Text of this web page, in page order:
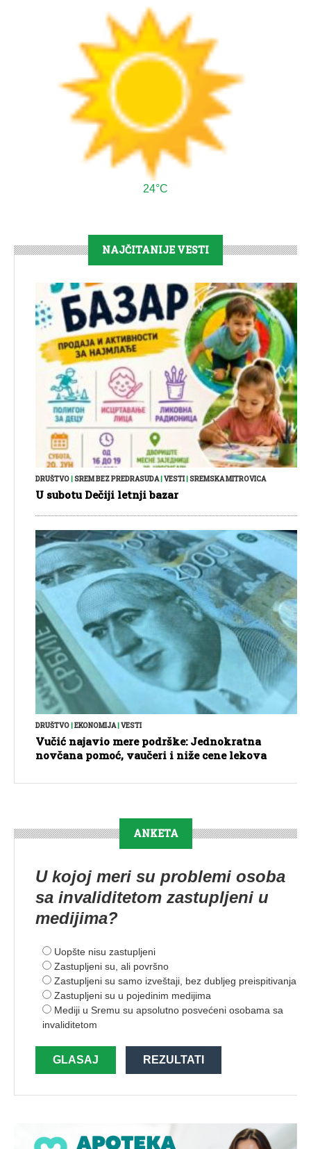
24°C
NAJČITANIJE VESTI
DRUŠTVO|SREM BEZ PREDRASUDA|VESTI|SREMSKA MITROVICA
U subotu Dečiji letnji bazar
DRUŠTVO|EKONOMIJA|VESTI
Vučić najavio mere podrške: Jednokratna
novčana pomoć, vaučeri i niže cene lekova
ANKETA
U kojoj meri su problemi osoba
sa invaliditetom zastupljeni u
medijima?
Uopšte nisu zastupljeni
Zastupljeni su, ali površno
Zastupljeni su samo izveštaji, bez dubljeg preispitivanja
Zastupljeni su u pojedinim medijima
Mediji u Sremu su apsolutno posvećeni osobama sa
invaliditetom
GLASAJ REZULTATI